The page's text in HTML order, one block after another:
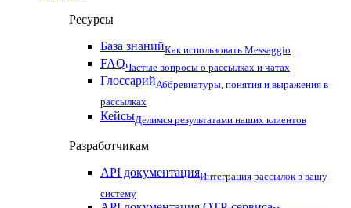
Ресурсы
База знанийКак использовать Messaggio
FAQЧастые вопросы о рассылках и чатах
ГлоссарийАббревиатуры, понятия и выражения в
рассылках
КейсыДелимся результатами наших клиентов
Разработчикам
API документацияИнтеграция рассылок в вашу
систему